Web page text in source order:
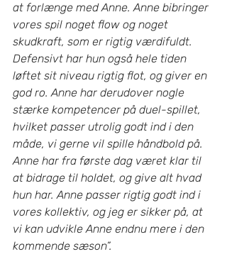
at forlænge med Anne. Anne bibringer
vores spil noget flow og noget
skudkraft, som er rigtig værdifuldt.
Defensivt har hun også hele tiden
løftet sit niveau rigtig flot, og giver en
god ro. Anne har derudover nogle
stærke kompetencer på duel-spillet,
hvilket passer utrolig godt ind i den
måde, vi gerne vil spille håndbold på.
Anne har fra første dag været klar til
at bidrage til holdet, og give alt hvad
hun har. Anne passer rigtig godt ind i
vores kollektiv, og jeg er sikker på, at
vi kan udvikle Anne endnu mere i den
kommende sæson”.